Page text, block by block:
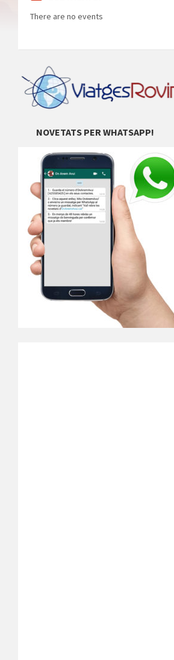
There are no events
NOVETATS PER WHATSAPP!